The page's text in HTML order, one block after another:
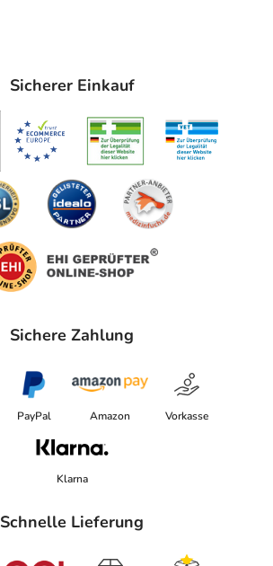
Sicherer Einkauf
Sichere Zahlung
PayPal Amazon Vorkasse
Klarna
Schnelle Lieferung